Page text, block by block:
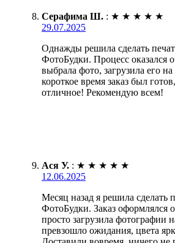
Серафима Ш. : ★ ★ ★ ★ ★
29.07.2025
Однажды решила сделать
ФотоБудки. Процесс оказался
выбрала фото, загрузила его на
короткое время заказ был
отличное! Рекомендую всем!
Ася У. : ★ ★ ★ ★ ★
12.06.2025
Месяц назад я решила сделать
ФотоБудки. Заказ оформлялся
просто загрузила фотографии
превзошло ожидания, цвета